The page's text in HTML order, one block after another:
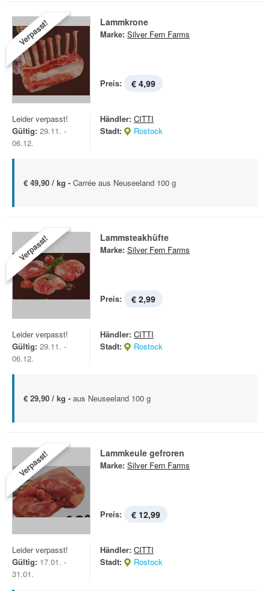
Verpasst! Lammkrone
Marke: Silver Fern Farms
Preis: € 4,99
Leider verpasst!
Gültig: 29.11. -
06.12.
Händler: CITTI
Stadt:
Rostock
€ 49,90 / kg - Carrée aus Neuseeland 100 g
Verpasst! Lammsteakhüfte
Marke: Silver Fern Farms
Preis: € 2,99
Leider verpasst!
Gültig: 29.11. -
06.12.
Händler: CITTI
Stadt:
Rostock
€ 29,90 / kg - aus Neuseeland 100 g
Verpasst! Lammkeule gefroren
Marke: Silver Fern Farms
Preis: € 12,99
Leider verpasst!
Gültig: 17.01. -
31.01.
Händler: CITTI
Stadt:
Rostock